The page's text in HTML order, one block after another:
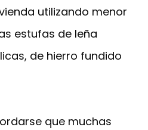
utilizando menor
estufas de leña
de hierro fundido
que muchas